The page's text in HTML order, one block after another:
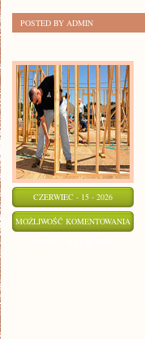
POSTED BY ADMIN
CZERWIEC - 15 - 2026
MOŻLIWOŚĆ KOMENTOWANIA